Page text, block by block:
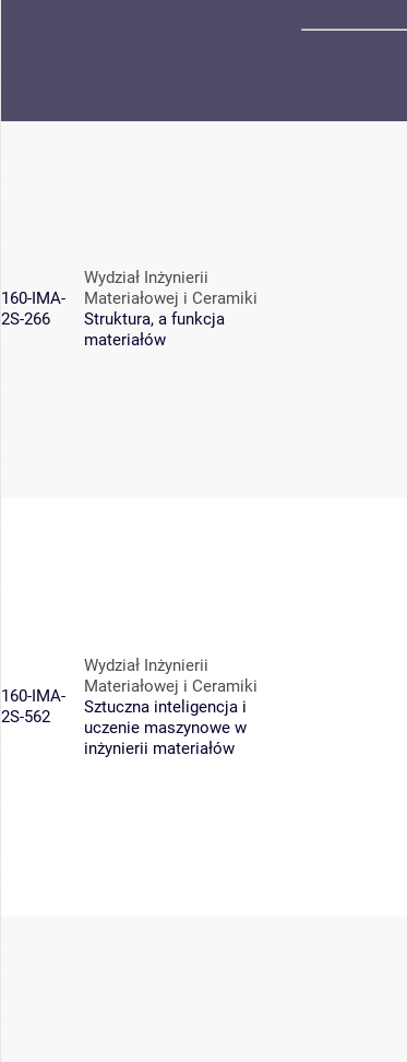
160-IMA-
2S-266
Wydział Inżynierii
Materiałowej i Ceramiki
Struktura, a funkcja
materiałów
160-IMA-
2S-562
Wydział Inżynierii
Materiałowej i Ceramiki
Sztuczna inteligencja i
uczenie maszynowe w
inżynierii materiałów